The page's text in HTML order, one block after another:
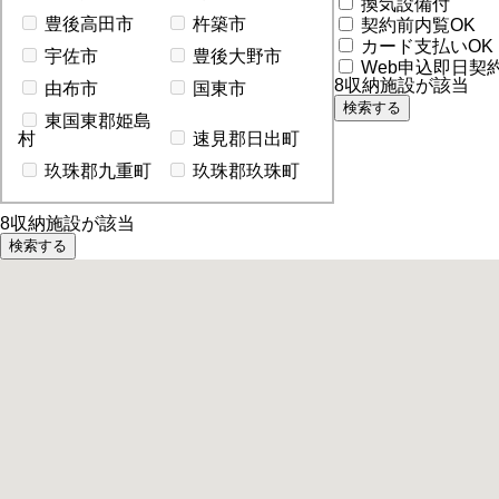
豊後高田市
杵築市
宇佐市
豊後大野市
由布市
国東市
東国東郡姫島
村
速見郡日出町
玖珠郡九重町
玖珠郡玖珠町
8収納施設が該当
換気設備付
契約前内覧OK
カード支払いOK
Web申込即日契
8収納施設が該当